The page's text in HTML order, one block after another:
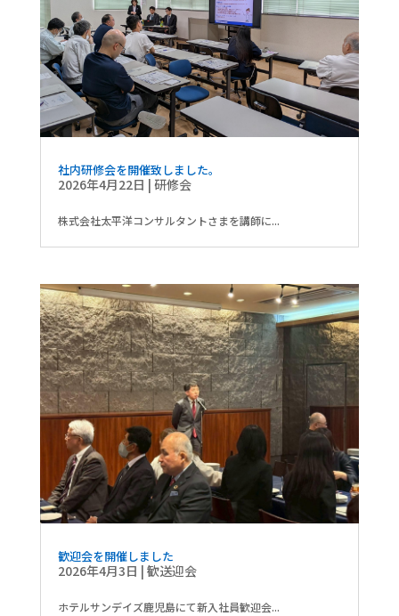
社内研修会を開催致しました。
2026年4月22日 | 研修会
株式会社太平洋コンサルタントさまを講師に...
歓迎会を開催しました
2026年4月3日 | 歓送迎会
ホテルサンデイズ鹿児島にて新入社員歓迎会...